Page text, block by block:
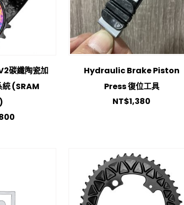
碳纖陶瓷加
統 (SRAM
Hydraulic Brake Piston
Press 復位工具
NT$1,380